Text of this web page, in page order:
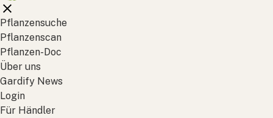
Pflanzensuche
Pflanzenscan
Pflanzen-Doc
Über uns
Gardify News
Login
Für Händler